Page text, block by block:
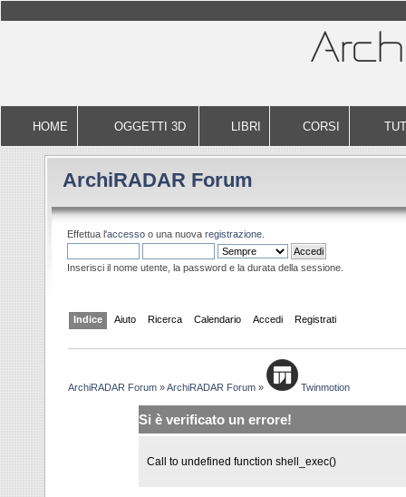
HOME OGGETTI 3D LIBRI CORSI
ArchiRADAR Forum
Effettua l'accesso o una nuova registrazione.
Inserisci il nome utente, la password e la durata della sessione.
Indice Aiuto Ricerca Calendario Accedi Registrati
ArchiRADAR Forum »ArchiRADAR Forum » Twinmotion
Si è verificato un errore!
Call to undefined function shell_exec()